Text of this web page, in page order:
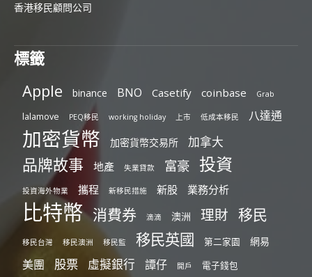
香港移民顧問公司
標籤
Apple binance BNO Casetify coinbase Grab
lalamove PEQ移民 working holiday 上市 低成本移民 八達通
加密貨幣 加密貨幣交易所 加拿大
品牌故事 地產 失業貸款 富豪 投資
投資海外物業 攜程 新移民措施 新股 業務分析
比特幣 消費券 滴滴 澳洲 理財 移民
移民台灣 移民澳洲 移民監 移民英國 第二家園 網易
美團 股票 虛擬銀行 譚仔 開戶 電子錢包